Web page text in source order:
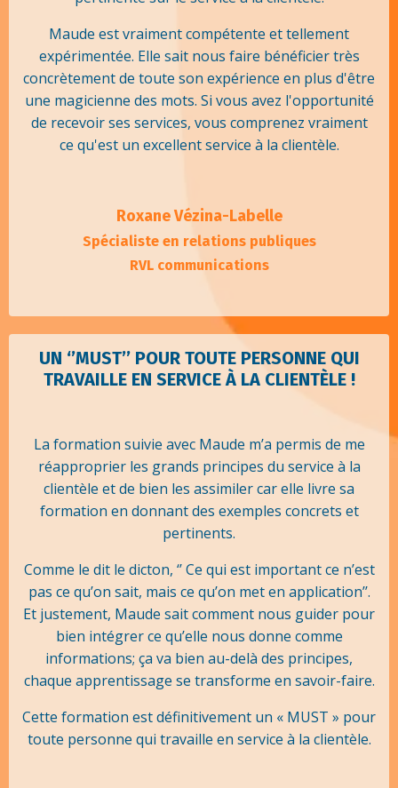
Maude est vraiment compétente et tellement
expérimentée. Elle sait nous faire bénéficier très
concrètement de toute son expérience en plus d'être
une magicienne des mots. Si vous avez l'opportunité
de recevoir ses services, vous comprenez vraiment
ce qu'est un excellent service à la clientèle.
Roxane Vézina-Labelle
Spécialiste en relations publiques
RVL communications
UN ‘’MUST’’ POUR TOUTE PERSONNE QUI
TRAVAILLE EN SERVICE À LA CLIENTÈLE !
La formation suivie avec Maude m’a permis de me
réapproprier les grands principes du service à la
clientèle et de bien les assimiler car elle livre sa
formation en donnant des exemples concrets et
pertinents.
Comme le dit le dicton, ‘’ Ce qui est important ce n’est
pas ce qu’on sait, mais ce qu’on met en application’’.
Et justement, Maude sait comment nous guider pour
bien intégrer ce qu’elle nous donne comme
informations; ça va bien au-delà des principes,
chaque apprentissage se transforme en savoir-faire.
Cette formation est définitivement un « MUST » pour
toute personne qui travaille en service à la clientèle.